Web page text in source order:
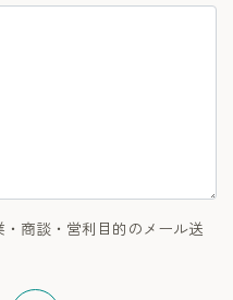
商談・営利目的のメール送